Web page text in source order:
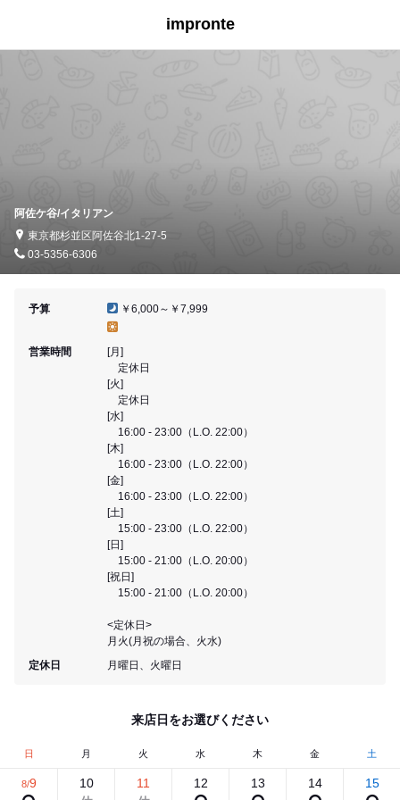
impronte
阿佐ケ谷/イタリアン
東京都杉並区阿佐谷北1-27-5
03-5356-6306
予算 ￥6,000～￥7,999
営業時間
[月]
定休日
[火]
定休日
[水]
16:00 - 23:00（L.O. 22:00）
[木]
16:00 - 23:00（L.O. 22:00）
[金]
16:00 - 23:00（L.O. 22:00）
[土]
15:00 - 23:00（L.O. 22:00）
[日]
15:00 - 21:00（L.O. 20:00）
[祝日]
15:00 - 21:00（L.O. 20:00）
<定休日>
月火(月祝の場合、火水)
定休日
月曜日、火曜日
来店日をお選びください
日 月 火 水 木 金 土
8/9 10 11 12 13 14 15